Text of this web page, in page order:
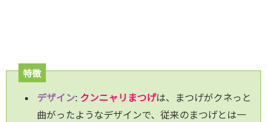
特徴
デザイン: クンニャリまつげは、まつげがクネっと
曲がったようなデザインで、従来のまつげとは一